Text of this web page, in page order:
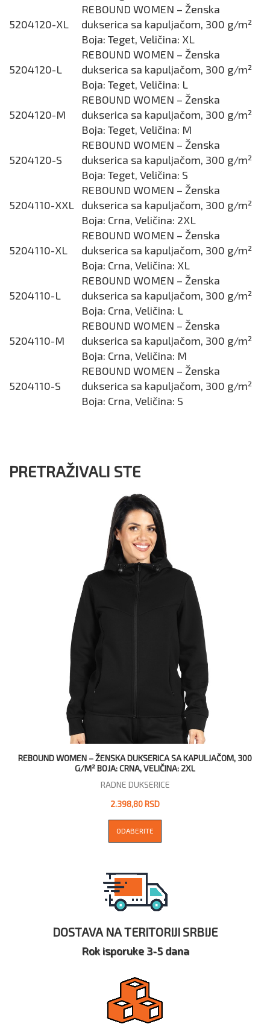
5204120-XL
REBOUND WOMEN – Ženska
dukserica sa kapuljačom, 300 g/m²
Boja: Teget, Veličina: XL
5204120-L
REBOUND WOMEN – Ženska
dukserica sa kapuljačom, 300 g/m²
Boja: Teget, Veličina: L
5204120-M
REBOUND WOMEN – Ženska
dukserica sa kapuljačom, 300 g/m²
Boja: Teget, Veličina: M
5204120-S
REBOUND WOMEN – Ženska
dukserica sa kapuljačom, 300 g/m²
Boja: Teget, Veličina: S
5204110-XXL
REBOUND WOMEN – Ženska
dukserica sa kapuljačom, 300 g/m²
Boja: Crna, Veličina: 2XL
5204110-XL
REBOUND WOMEN – Ženska
dukserica sa kapuljačom, 300 g/m²
Boja: Crna, Veličina: XL
5204110-L
REBOUND WOMEN – Ženska
dukserica sa kapuljačom, 300 g/m²
Boja: Crna, Veličina: L
5204110-M
REBOUND WOMEN – Ženska
dukserica sa kapuljačom, 300 g/m²
Boja: Crna, Veličina: M
5204110-S
REBOUND WOMEN – Ženska
dukserica sa kapuljačom, 300 g/m²
Boja: Crna, Veličina: S
PRETRAŽIVALI STE
REBOUND WOMEN – ŽENSKA DUKSERICA SA KAPULJAČOM, 300
G/M² BOJA: CRNA, VELIČINA: 2XL
RADNE DUKSERICE
2.398,80 RSD
ODABERITE
DOSTAVA NA TERITORIJI SRBIJE
Rok isporuke 3-5 dana